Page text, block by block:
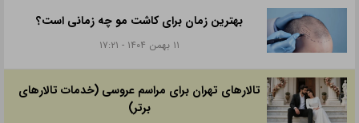
بهترین زمان برای کاشت مو چه زمانی است؟
۱۱ بهمن ۱۴۰۴ - ۱۷:۲۱
تالارهای تهران برای مراسم عروسی (خدمات تالارهای
برتر)